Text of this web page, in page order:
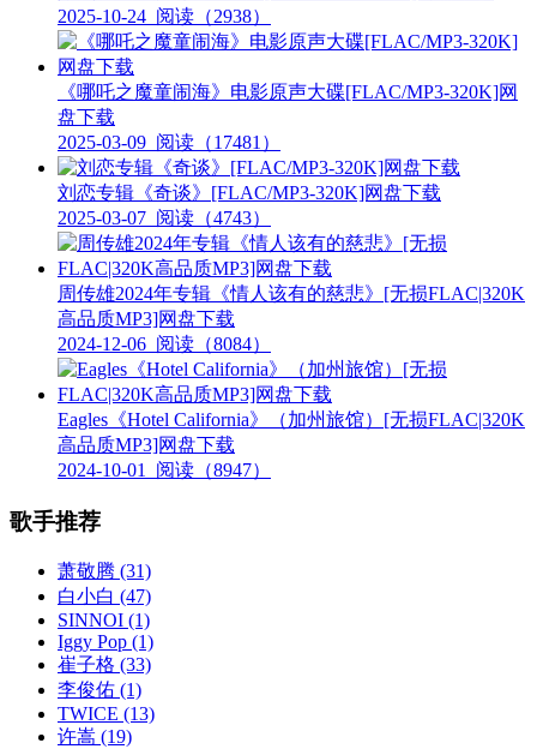
2025-10-24 阅读（2938）
《哪吒之魔童闹海》电影原声大碟[FLAC/MP3-320K]网
盘下载
2025-03-09 阅读（17481）
刘恋专辑《奇谈》[FLAC/MP3-320K]网盘下载
2025-03-07 阅读（4743）
周传雄2024年专辑《情人该有的慈悲》[无损FLAC|320K
高品质MP3]网盘下载
2024-12-06 阅读（8084）
Eagles《Hotel California》（加州旅馆）[无损FLAC|320K
高品质MP3]网盘下载
2024-10-01
阅读（8947）
歌手推荐
萧敬腾 (31)
白小白 (47)
SINNOI (1)
Iggy Pop (1)
崔子格 (33)
李俊佑 (1)
TWICE (13)
许嵩 (19)